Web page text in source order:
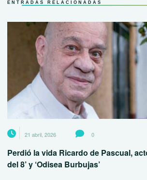
ENTRADAS RELACIONADAS
21 abril, 2026 0
Perdió la vida Ricardo de Pascual,
del 8’ y ‘Odisea Burbujas’